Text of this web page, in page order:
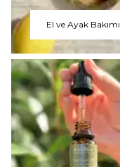
El ve Ayak Bakımı